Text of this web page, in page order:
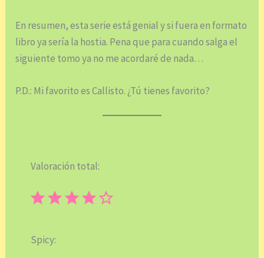
En resumen, esta serie está genial y si fuera en formato
libro ya sería la hostia. Pena que para cuando salga el
siguiente tomo ya no me acordaré de nada…
P.D.: Mi favorito es Callisto. ¿Tú tienes favorito?
Valoración total:
⭐⭐⭐⭐
Spicy: